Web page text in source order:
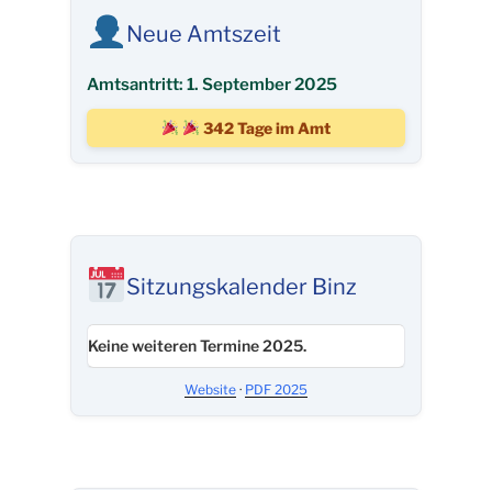
Neue Amtszeit
Amtsantritt: 1. September 2025
342 Tage im Amt
Sitzungskalender Binz
Keine weiteren Termine 2025.
Website · PDF 2025